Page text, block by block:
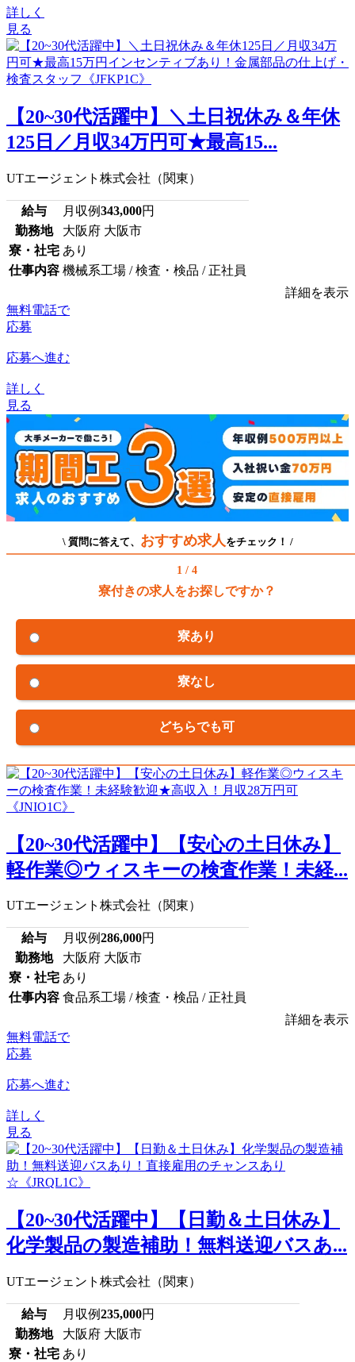
詳しく
見る
【20~30代活躍中】＼土日祝休み＆年休
125日／月収34万円可★最高15...
UTエージェント株式会社（関東）
給与 月収例343,000円
勤務地
大阪府 大阪市
寮・社宅 あり
仕事内容 機械系工場 / 検査・検品 / 正社員
詳細を表示
無料電話で
応募
応募へ進む
詳しく
見る
\ 質問に答えて、 おすすめ求人 をチェック！ /
1 / 4
寮付きの求人をお探しですか？
寮あり
寮なし
どちらでも可
【20~30代活躍中】【安心の土日休み】
軽作業◎ウィスキーの検査作業！未経...
UTエージェント株式会社（関東）
給与 月収例286,000円
勤務地
大阪府 大阪市
寮・社宅 あり
仕事内容 食品系工場 / 検査・検品 / 正社員
詳細を表示
無料電話で
応募
応募へ進む
詳しく
見る
【20~30代活躍中】【日勤＆土日休み】
化学製品の製造補助！無料送迎バスあ...
UTエージェント株式会社（関東）
給与 月収例235,000円
勤務地
大阪府 大阪市
寮・社宅 あり